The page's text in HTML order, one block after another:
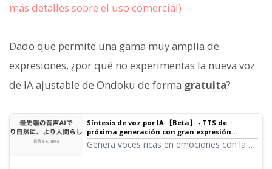
más detalles sobre el uso comercial)
Dado que permite una gama muy amplia de
expresiones, ¿por qué no experimentas la nueva voz
de IA ajustable de Ondoku de forma gratuita?
Síntesis de voz por IA 【Beta】 - TTS de
próxima generación con gran expresión
emocional | Ondoku
Genera voces ricas en emociones con la